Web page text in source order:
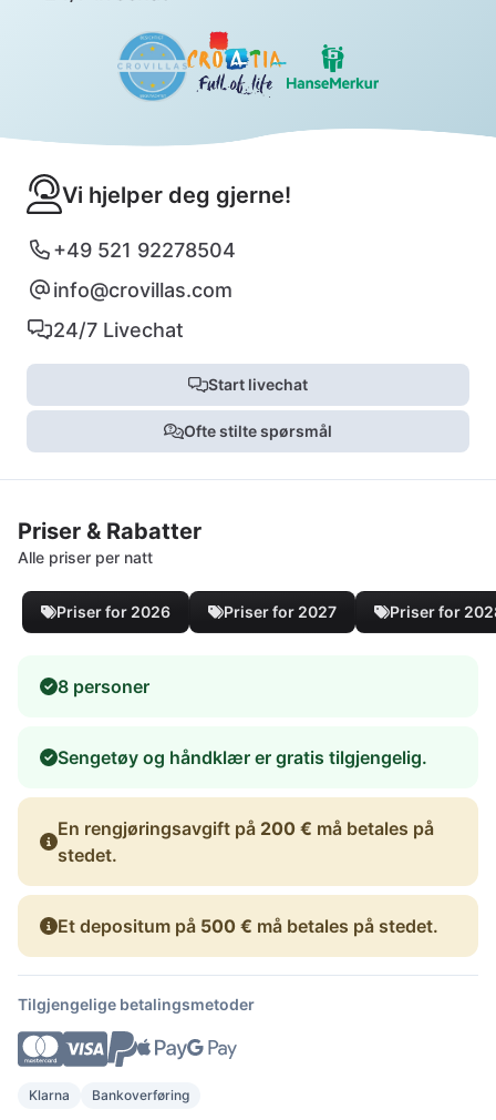
Vi hjelper deg gjerne!
+49 521 92278504
info@crovillas.com
24/7 Livechat
Start livechat
Ofte stilte spørsmål
Priser & Rabatter
Alle priser per natt
Priser for 2026 Priser for 2027 Priser for
8 personer
Sengetøy og håndklær er gratis tilgjengelig.
En rengjøringsavgift på 200 € må betales på
stedet.
Et depositum på 500 € må betales på stedet.
Tilgjengelige betalingsmetoder
Klarna Bankoverføring